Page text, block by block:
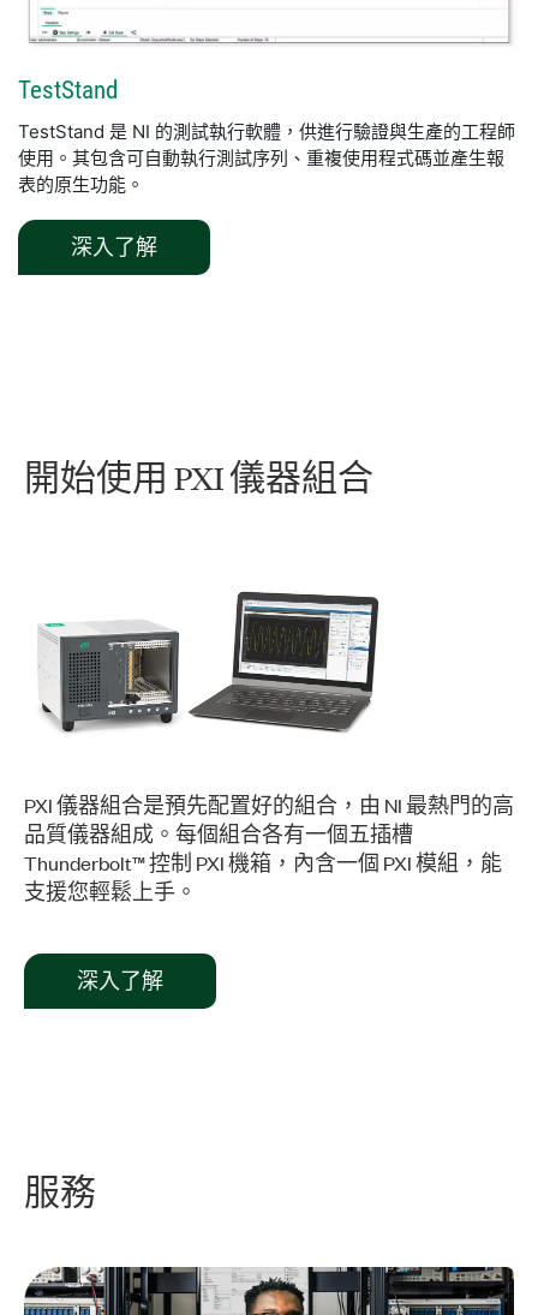
TestStand
TestStand 是 NI 的測試執行軟體，供進行驗證與生產的工程師
使用。其包含可自動執行測試序列、重複使用程式碼並產生報
表的原生功能。
深入了解
開始使用 PXI 儀器組合
PXI 儀器組合是預先配置好的組合，由 NI 最熱門的高
品質儀器組成。每個組合各有一個五插槽
Thunderbolt™ 控制 PXI 機箱，內含一個 PXI 模組，能
支援您輕鬆上手。
深入了解
服務